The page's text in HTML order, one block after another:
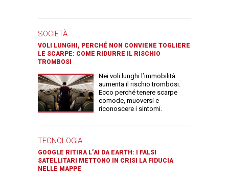
SOCIETÀ
VOLI LUNGHI, PERCHÉ NON CONVIENE TOGLIERE
LE SCARPE: COME RIDURRE IL RISCHIO
TROMBOSI
Nei voli lunghi l’immobilità
aumenta il rischio trombosi.
Ecco perché tenere scarpe
comode, muoversi e
riconoscere i sintomi.
TECNOLOGIA
GOOGLE RITIRA L’AI DA EARTH: I FALSI
SATELLITARI METTONO IN CRISI LA FIDUCIA
NELLE MAPPE